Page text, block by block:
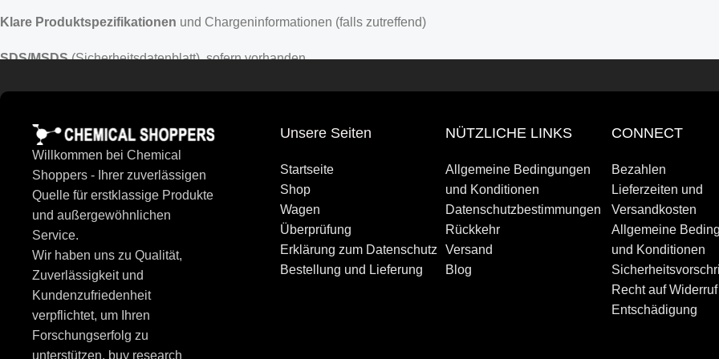
Klare Produktspezifikationen und Chargeninformationen (falls zutreffend)
SDS/MSDS(Sicherheitsdatenblatt), sofern vorhanden
Gleichbleibende Qualität fürAnalyse, F&E und industrielle Prozesse
Professioneller Service für die Beschaffung von Unternehmen und Institutionen
Umfangreicher Fachkatalog
Unser Katalog wird ständig erweitert und umfasst:
Spezialisierte (weniger verbreitete) Verbindungen
Massengut Chemikalienfür groß angelegte Anwendungen
Wir erweitern das Sortiment ständig, um neuen Entwicklungen und der Marktnachfrage in den Niederlanden und der EU
Willkommen bei Chemical
Shoppers - Ihrer zuverlässigen
Quelle für erstklassige Produkte
und außergewöhnlichen
Service.
Wir haben uns zu Qualität,
Zuverlässigkeit und
Kundenzufriedenheit
verpflichtet, um Ihren
Forschungserfolg zu
unterstützen. buy research
Unsere Seiten
Startseite
Shop
Wagen
Überprüfung
Erklärung zum Datenschutz
Bestellung und Lieferung
NÜTZLICHE LINKS
Allgemeine Bedingungen
und Konditionen
Datenschutzbestimmungen
Rückkehr
Versand
Blog
CONNECT
Bezahlen
Lieferzeiten und
Versandkosten
Allgemeine
und Konditionen
Recht auf Widerruf
Entschädigung